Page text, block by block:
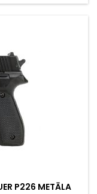
P226 METĀLA